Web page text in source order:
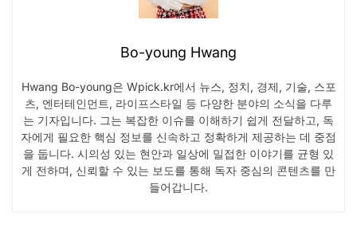
Bo-young Hwang
Hwang Bo-young은 Wpick.kr에서 뉴스, 정치, 경제, 기술, 스포
츠, 엔터테인먼트, 라이프스타일 등 다양한 분야의 소식을 다루
는 기자입니다. 그는 복잡한 이슈를 이해하기 쉽게 전달하고, 독
자에게 필요한 핵심 정보를 신속하고 정확하게 제공하는 데 중점
을 둡니다. 시의성 있는 현안과 일상에 밀접한 이야기를 균형 있
게 전하며, 신뢰할 수 있는 보도를 통해 독자 중심의 콘텐츠를 만
들어갑니다.